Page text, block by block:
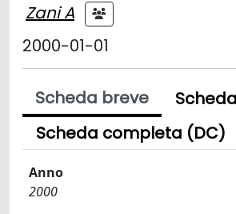
Zani A
2000-01-01
Scheda breve
Scheda completa (DC)
Anno
2000